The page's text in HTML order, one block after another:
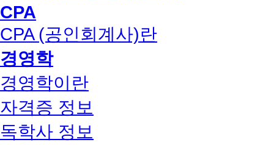
CPA
CPA (공인회계사)란
경영학
경영학이란
자격증 정보
독학사 정보